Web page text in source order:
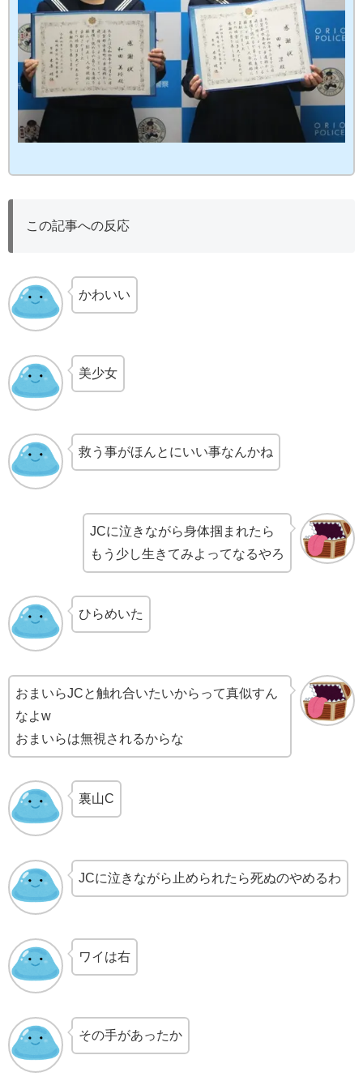
この記事への反応
かわいい
美少女
救う事がほんとにいい事なんかね
JCに泣きながら身体掴まれたら
もう少し生きてみよってなるやろ
ひらめいた
おまいらJCと触れ合いたいからって真似すん
なよw
おまいらは無視されるからな
裏山C
JCに泣きながら止められたら死ぬのやめるわ
ワイは右
その手があったか